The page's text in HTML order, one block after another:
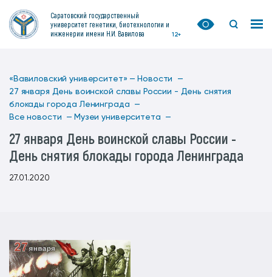
Саратовский государственный
университет генетики, биотехнологии и
инженерии имени Н.И. Вавилова
12+
«Вавиловский университет» — Новости —
27 января День воинской славы России - День снятия
блокады города Ленинграда —
Все новости — Музеи университета —
27 января День воинской славы России -
День снятия блокады города Ленинграда
27.01.2020